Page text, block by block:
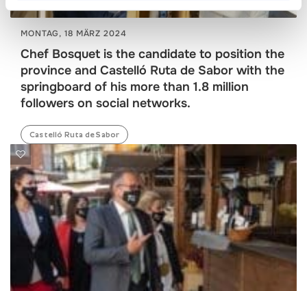
MONTAG, 18 MÄRZ 2024
Chef Bosquet is the candidate to position the
province and Castelló Ruta de Sabor with the
springboard of his more than 1.8 million
followers on social networks.
Castelló Ruta de Sabor